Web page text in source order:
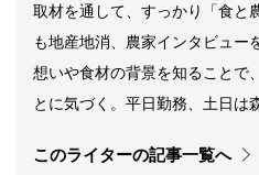
取材を通して、すっかり「食と
も地産地消、農家インタビュー
想いや食材の背景を知ることで
とに気づく。平日勤務、土日は
このライターの記事一覧へ